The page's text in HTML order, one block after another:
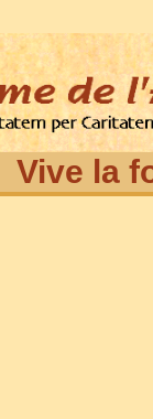
Vive la